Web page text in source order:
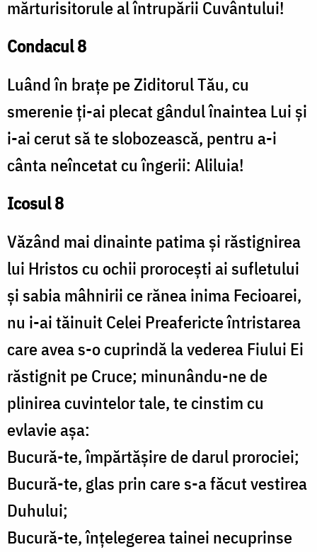
mărturisitorule al întrupării Cuvântului!
Condacul 8
Luând în brațe pe Ziditorul Tău, cu
smerenie ți-ai plecat gândul înaintea Lui și
i-ai cerut să te slobozească, pentru a-i
cânta neîncetat cu îngerii: Aliluia!
Icosul 8
Văzând mai dinainte patima și răstignirea
lui Hristos cu ochii prorocești ai sufletului
și sabia mâhnirii ce rănea inima Fecioarei,
nu i-ai tăinuit Celei Preafericte întristarea
care avea s-o cuprindă la vederea Fiului Ei
răstignit pe Cruce; minunându-ne de
plinirea cuvintelor tale, te cinstim cu
evlavie așa:
Bucură-te, împărtășire de darul prorociei;
Bucură-te, glas prin care s-a făcut vestirea
Duhului;
Bucură-te, înțelegerea tainei necuprinse